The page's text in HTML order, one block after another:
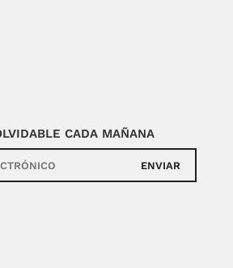
CADA MAÑANA
ENVIAR